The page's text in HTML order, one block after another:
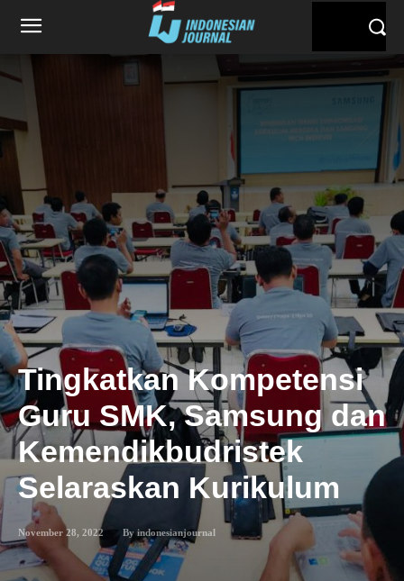
Tingkatkan Kompetensi
Guru SMK, Samsung dan
Kemendikbudristek
Selaraskan Kurikulum
November 28, 2022 By indonesianjournal